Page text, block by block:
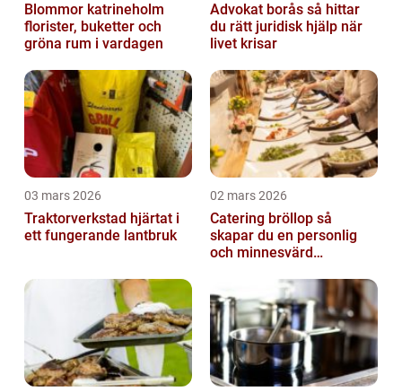
Blommor katrineholm
florister, buketter och
gröna rum i vardagen
Advokat borås så hittar
du rätt juridisk hjälp när
livet krisar
03 mars 2026
Traktorverkstad hjärtat i
ett fungerande lantbruk
02 mars 2026
Catering bröllop så
skapar du en personlig
och minnesvärd